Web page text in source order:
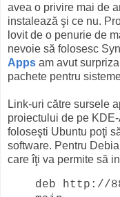
avea o privire mai de
instalează şi ce nu.
lovit de o penurie de
nevoie să folosesc
Apps am avut
pachete pentru
Link-uri către sursele
proiectului de pe
foloseşti Ubuntu poţi
software. Pentru
care îţi va permite să
deb http://